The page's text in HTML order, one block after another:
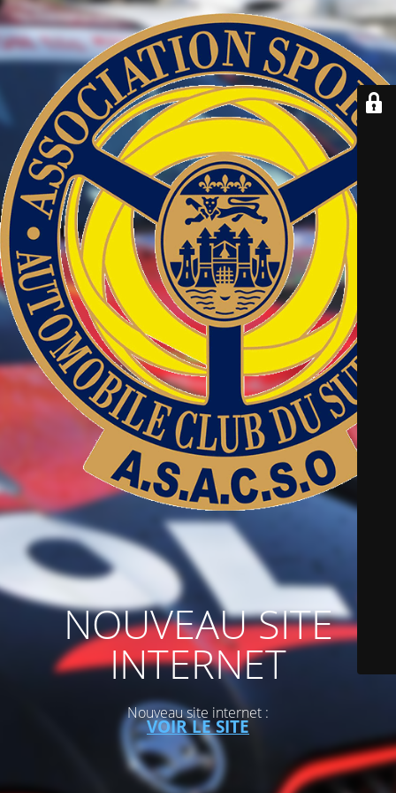
NOUVEAU SITE
INTERNET
Nouveau site internet :
VOIR LE SITE